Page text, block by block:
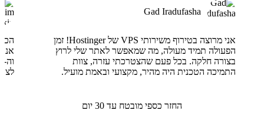
Gad Iradufasha
אני מרוצה בטירוף משירותי VPS של Hostinger! זמן
הפעולה תמיד מעולה, מה שמאפשר לאתר שלי לרוץ
בצורה חלקה. בכל פעם שהצטרכתי עזרה, צוות
התמיכה הטכנית היה מהיר, מקצועי ובאמת מועיל.
החזר כספי מובטח עד 30 יום